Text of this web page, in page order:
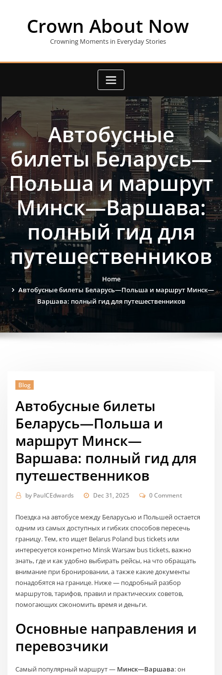
Crown About Now
Crowning Moments in Everyday Stories
Автобусные
билеты Беларусь—
Польша и маршрут
Минск—Варшава:
полный гид для
путешественников
Home
Автобусные билеты Беларусь—Польша и маршрут Минск—
Варшава: полный гид для путешественников
Blog
Автобусные билеты
Беларусь—Польша и
маршрут Минск—
Варшава: полный гид для
путешественников
by PaulCEdwards Dec 31, 2025 0 Comment
Поездка на автобусе между Беларусью и Польшей остается
одним из самых доступных и гибких способов пересечь
границу. Тем, кто ищет Belarus Poland bus tickets или
интересуется конкретно Minsk Warsaw bus tickets, важно
знать, где и как удобно выбирать рейсы, на что обращать
внимание при бронировании, а также какие документы
понадобятся на границе. Ниже — подробный разбор
маршрутов, тарифов, правил и практических советов,
помогающих сэкономить время и деньги.
Основные направления и
перевозчики
Самый популярный маршрут — Минск—Варшава: он